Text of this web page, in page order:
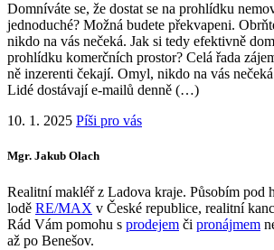
Domníváte se, že dostat se na prohlídku
jednoduché? Možná budete překvapeni.
nikdo na vás nečeká. Jak si tedy efektivně
prohlídku komerčních prostor? Celá řada
ně inzerenti čekají. Omyl, nikdo na vás
Lidé dostávají e-mailů denně (…)
10. 1. 2025 Píši pro vás
Mgr. Jakub Olach
Realitní makléř z Ladova kraje. Působím pod
lodě RE/MAX v České republice, realitní
Rád Vám pomohu s prodejem či pronájmem
až po Benešov.